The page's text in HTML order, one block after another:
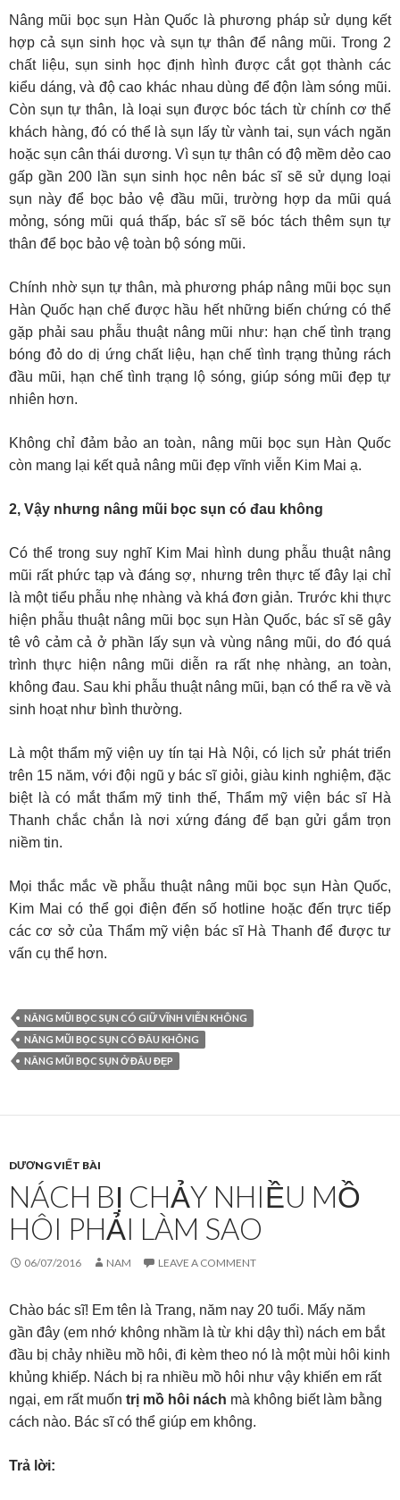
Nâng mũi bọc sụn Hàn Quốc là phương pháp sử dụng kết
hợp cả sụn sinh học và sụn tự thân để nâng mũi. Trong 2
chất liệu, sụn sinh học định hình được cắt gọt thành các
kiểu dáng, và độ cao khác nhau dùng để độn làm sóng mũi.
Còn sụn tự thân, là loại sụn được bóc tách từ chính cơ thể
khách hàng, đó có thể là sụn lấy từ vành tai, sụn vách ngăn
hoặc sụn cân thái dương. Vì sụn tự thân có độ mềm dẻo cao
gấp gần 200 lần sụn sinh học nên bác sĩ sẽ sử dụng loại
sụn này để bọc bảo vệ đầu mũi, trường hợp da mũi quá
mỏng, sóng mũi quá thấp, bác sĩ sẽ bóc tách thêm sụn tự
thân để bọc bảo vệ toàn bộ sóng mũi.
Chính nhờ sụn tự thân, mà phương pháp nâng mũi bọc sụn
Hàn Quốc hạn chế được hầu hết những biến chứng có thể
gặp phải sau phẫu thuật nâng mũi như: hạn chế tình trạng
bóng đỏ do dị ứng chất liệu, hạn chế tình trạng thủng rách
đầu mũi, hạn chế tình trạng lộ sóng, giúp sóng mũi đẹp tự
nhiên hơn.
Không chỉ đảm bảo an toàn, nâng mũi bọc sụn Hàn Quốc
còn mang lại kết quả nâng mũi đẹp vĩnh viễn Kim Mai ạ.
2, Vậy nhưng nâng mũi bọc sụn có đau không
Có thể trong suy nghĩ Kim Mai hình dung phẫu thuật nâng
mũi rất phức tạp và đáng sợ, nhưng trên thực tế đây lại chỉ
là một tiểu phẫu nhẹ nhàng và khá đơn giản. Trước khi thực
hiện phẫu thuật nâng mũi bọc sụn Hàn Quốc, bác sĩ sẽ gây
tê vô cảm cả ở phần lấy sụn và vùng nâng mũi, do đó quá
trình thực hiện nâng mũi diễn ra rất nhẹ nhàng, an toàn,
không đau. Sau khi phẫu thuật nâng mũi, bạn có thể ra về và
sinh hoạt như bình thường.
Là một thẩm mỹ viện uy tín tại Hà Nội, có lịch sử phát triển
trên 15 năm, với đội ngũ y bác sĩ giỏi, giàu kinh nghiệm, đặc
biệt là có mắt thẩm mỹ tinh thế, Thẩm mỹ viện bác sĩ Hà
Thanh chắc chắn là nơi xứng đáng để bạn gửi gắm trọn
niềm tin.
Mọi thắc mắc về phẫu thuật nâng mũi bọc sụn Hàn Quốc,
Kim Mai có thể gọi điện đến số hotline hoặc đến trực tiếp
các cơ sở của Thẩm mỹ viện bác sĩ Hà Thanh để được tư
vấn cụ thể hơn.
NÂNG MŨI BỌC SỤN CÓ GIỮ VĨNH VIỄN KHÔNG
NÂNG MŨI BỌC SỤN CÓ ĐÂU KHÔNG
NÂNG MŨI BỌC SỤN Ở ĐÂU ĐẸP
DƯƠNG VIẾT BÀI
NÁCH BỊ CHẢY NHIỀU MỒ
HÔI PHẢI LÀM SAO
06/07/2016 NAM LEAVE A COMMENT
Chào bác sĩ! Em tên là Trang, năm nay 20 tuổi. Mấy năm
gần đây (em nhớ không nhầm là từ khi dậy thì) nách em bắt
đầu bị chảy nhiều mồ hôi, đi kèm theo nó là một mùi hôi kinh
khủng khiếp. Nách bị ra nhiều mồ hôi như vậy khiến em rất
ngại, em rất muốn trị mồ hôi nách mà không biết làm bằng
cách nào. Bác sĩ có thể giúp em không.
Trả lời: